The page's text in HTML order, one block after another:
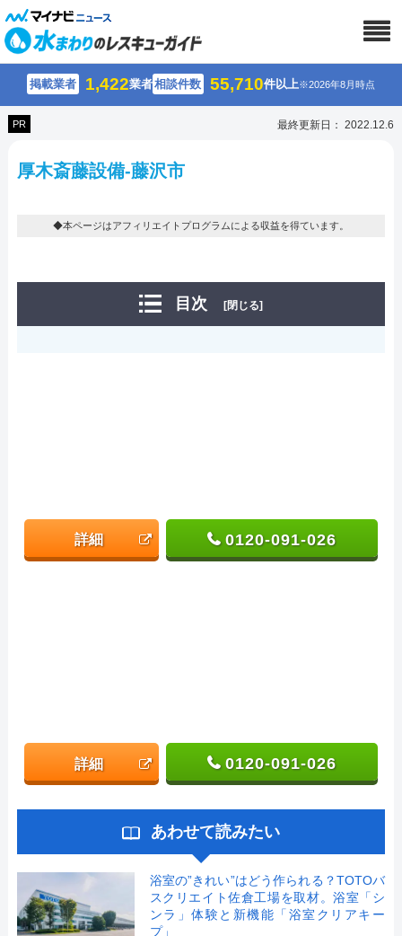
掲載業者 1,422業者相談件数 55,710件以上※2026年8月時点
PR 最終更新日： 2022.12.6
厚木斎藤設備-藤沢市
◆本ページはアフィリエイトプログラムによる収益を得ています。
目次 [閉じる]
詳細 0120-091-026
詳細 0120-091-026
あわせて読みたい
浴室の”きれい”はどう作られる？TOTOバ
スクリエイト佐倉工場を取材。浴室「シ
ンラ」体験と新機能「浴室クリアキー
プ」